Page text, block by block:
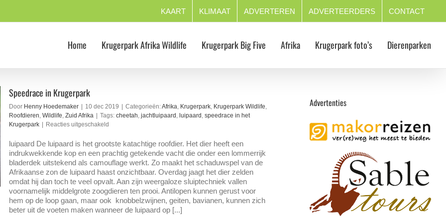
KAART KLIMAAT ADVERTEREN ADVERTEERDERS CONTACT
Home Krugerpark Afrika Wildlife Krugerpark Big Five Afrika Krugerpark foto’s Dierenparken
Speedrace in Krugerpark
Door Henny Hoedemaker 10 dec 2019 Categorieën:Afrika, Krugerpark, Krugerpark Wildlife,
Roofdieren, Wildlife, Zuid Afrika Tags: cheetah, jachtluipaard , luipaard , speedrace in het
Krugerpark
Reacties uitgeschakeld
in
Krugerpark
luipaard De luipaard is het grootste katachtige roofdier. Het dier heeft een
indrukwekkende kop en een prachtig getekende vacht die onder een lommerrijk
bladerdek uitstekend als camouflage werkt. Zo maakt het schaduwspel van de
Afrikaanse zon de luipaard haast onzichtbaar. Overdag jaagt het dier zelden
omdat hij dan toch te veel opvalt. Aan zijn weergaloze sluiptechniek vallen
voornamelijk middelgrote zoogdieren ten prooi. Antilopen kunnen gerust voor
hem op de loop gaan, maar ook knobbelzwijnen, geiten, bavianen, kunnen zich
beter uit de voeten maken wanneer de luipaard op [...]
Advertenties